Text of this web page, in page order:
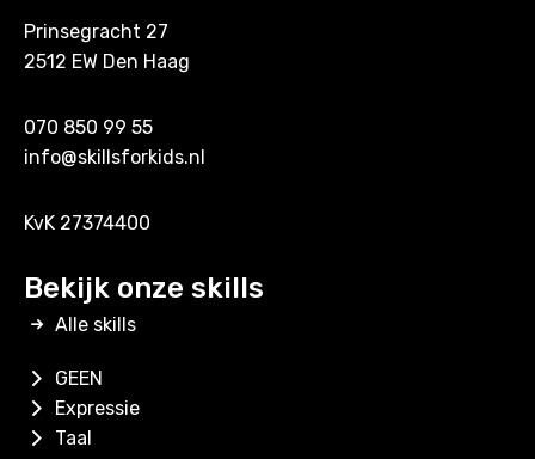
Prinsegracht 27
2512 EW Den Haag
070 850 99 55
info@skillsforkids.nl
KvK 27374400
Bekijk onze skills
Alle skills
GEEN
Expressie
Taal